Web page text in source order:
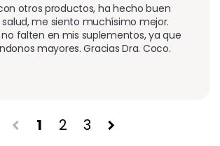
otros productos, ha hecho buen
me siento muchísimo mejor.
falten en mis suplementos, ya que
mayores. Gracias Dra. Coco.
chevron_left 1 2 3 chevron_right